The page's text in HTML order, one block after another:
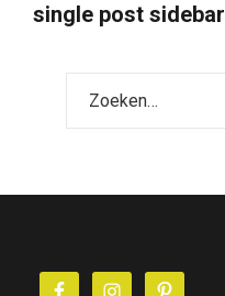
single post sidebar